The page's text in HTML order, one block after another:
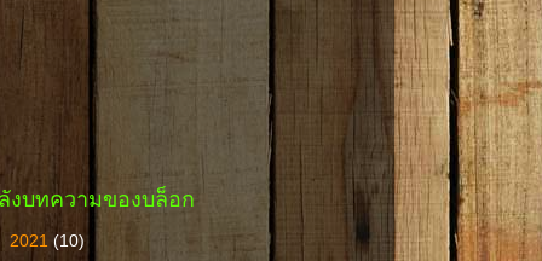
งบทความของบล็อก
2021 (10)